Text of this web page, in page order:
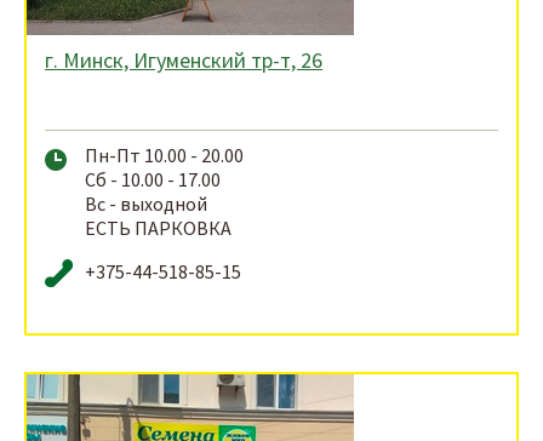
г. Минск, Игуменский тр-т, 26
Пн-Пт 10.00 - 20.00
Сб - 10.00 - 17.00
Вс - выходной
ЕСТЬ ПАРКОВКА
+375-44-518-85-15